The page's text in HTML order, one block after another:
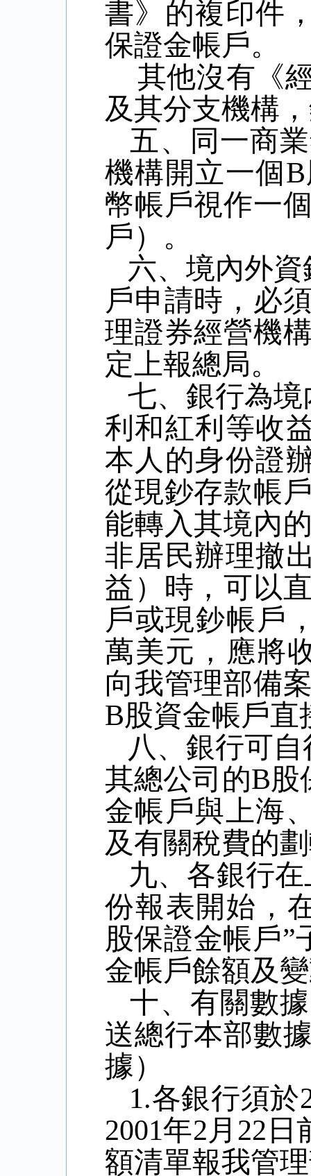
書》的複印件
保證金帳戶。
其他沒有《
及其分支機構
五、同一商
機構開立一個B
幣帳戶視作一
戶）。
六、境內外
戶申請時，必
理證券經營機
定上報總局。
七、銀行為
利和紅利等收
本人的身份證
從現鈔存款帳
能轉入其境內
非居民辦理撤
益）時，可以
戶或現鈔帳戶
萬美元，應將
向我管理部備
B股資金帳戶直
八、銀行可
其總公司的B股
金帳戶與上海
及有關稅費的
九、各銀行
份報表開始，
股保證金帳戶”
金帳戶餘額及
十、有關數
送總行本部數
據）
1.各銀行須於
2001年2 月 22 日
額清單報我管